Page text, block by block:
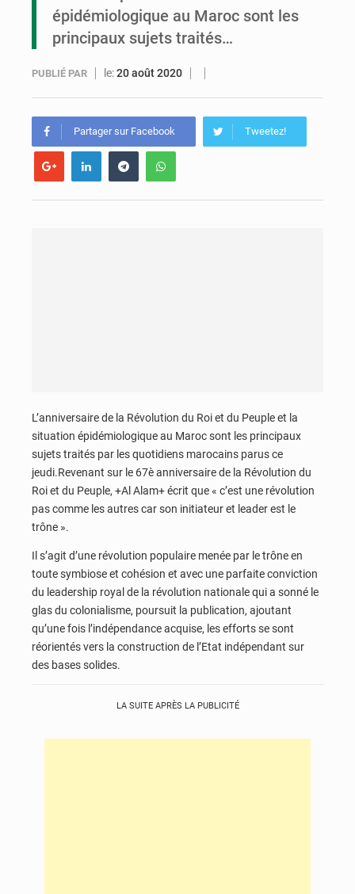
épidémiologique au Maroc sont les
principaux sujets traités…
PUBLIÉ PAR le:20 août 2020
Partager sur Facebook Tweetez!
L’anniversaire de la Révolution du Roi et du Peuple et la
situation épidémiologique au Maroc sont les principaux
sujets traités par les quotidiens marocains parus ce
jeudi.Revenant sur le 67è anniversaire de la Révolution du
Roi et du Peuple, +Al Alam+ écrit que « c’est une révolution
pas comme les autres car son initiateur et leader est le
trône ».
Il s’agit d’une révolution populaire menée par le trône en
toute symbiose et cohésion et avec une parfaite conviction
du leadership royal de la révolution nationale qui a sonné le
glas du colonialisme, poursuit la publication, ajoutant
qu’une fois l’indépendance acquise, les efforts se sont
réorientés vers la construction de l’Etat indépendant sur
des bases solides.
LA SUITE APRÈS LA PUBLICITÉ